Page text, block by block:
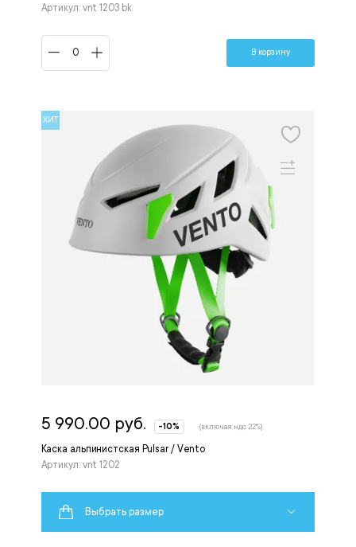
Артикул: vnt 1203 bk
В корзину
ХИТ
Каска альпинистская Pulsar / Vento
Артикул: vnt 1202
5 990.00 руб. -10% (включая ндс 22%)
Выбрать размер